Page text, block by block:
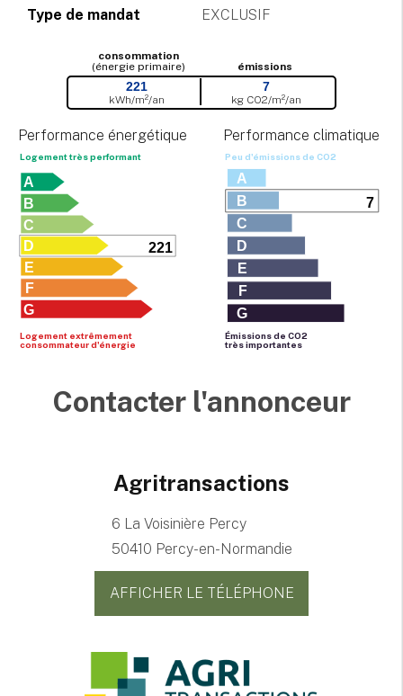
Type de mandat EXCLUSIF
consommation
(énergie primaire)
émissions
221
kWh/m²/an
7
kg CO2/m²/an
Performance énergétique
Logement très performant
A
B
C
221
D
E
F
G
Logement extrêmement
consommateur d'énergie
Performance climatique
Peu d'émissions de CO2
A
7
B
C
D
E
F
G
Émissions de CO2
très importantes
Contacter l'annonceur
Agritransactions
6 La Voisinière Percy
50410 Percy-en-Normandie
AFFICHER LE TÉLÉPHONE